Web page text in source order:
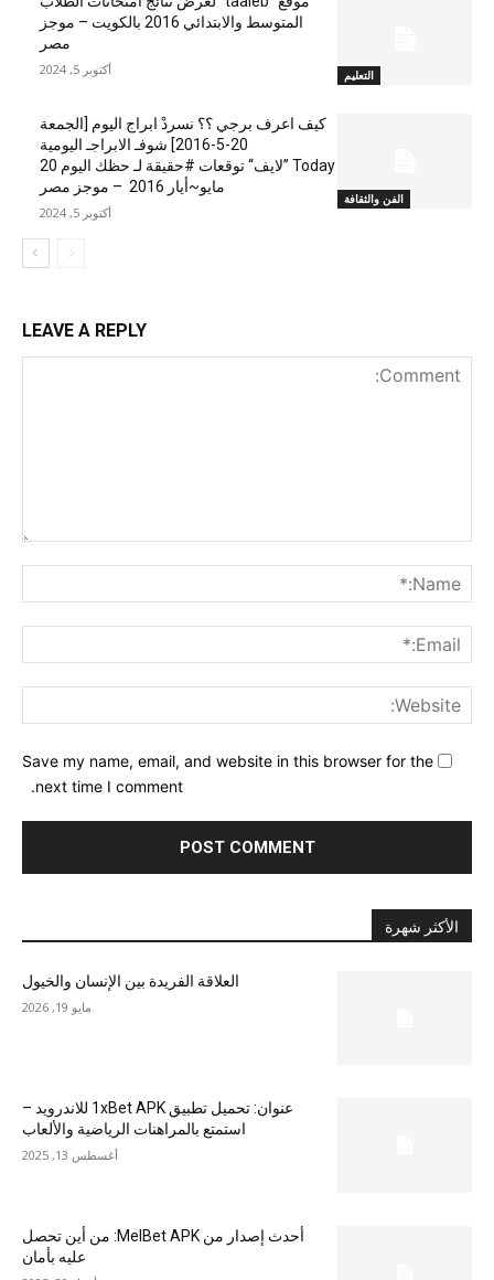
التعليم
المتوسط والابتدائي 2016 بالكويت – موجز
مصر
أكتوبر 5, 2024
الفن والثقافة
كيف اعرف برجي ؟؟ نسردْ ابراج اليوم [الجمعة
20-5-2016] شوفـ الابراجـ اليومية
Today ”لايف“ توقعات #حقيقة لـ حظك اليوم 20
مايو~أيار 2016 – موجز مصر
أكتوبر 5, 2024
LEAVE A REPLY
Save my name, email, and website in this browser for the
next time I comment.
الأكثر شهرة
العلاقة الفريدة بين الإنسان والخيول
مايو 19, 2026
عنوان: تحميل تطبيق 1xBet APK للاندرويد –
استمتع بالمراهنات الرياضية والألعاب
أغسطس 13, 2025
أحدث إصدار من MelBet APK: من أين تحصل
عليه بأمان